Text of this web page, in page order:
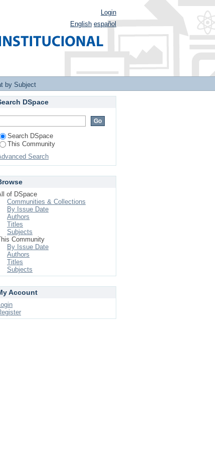
Login
English español
by Subject
DSpace
Search DSpace
This Community
Search
of DSpace
Communities & Collections
By Issue Date
Authors
Titles
Subjects
Community
By Issue Date
Authors
Titles
Subjects
Account